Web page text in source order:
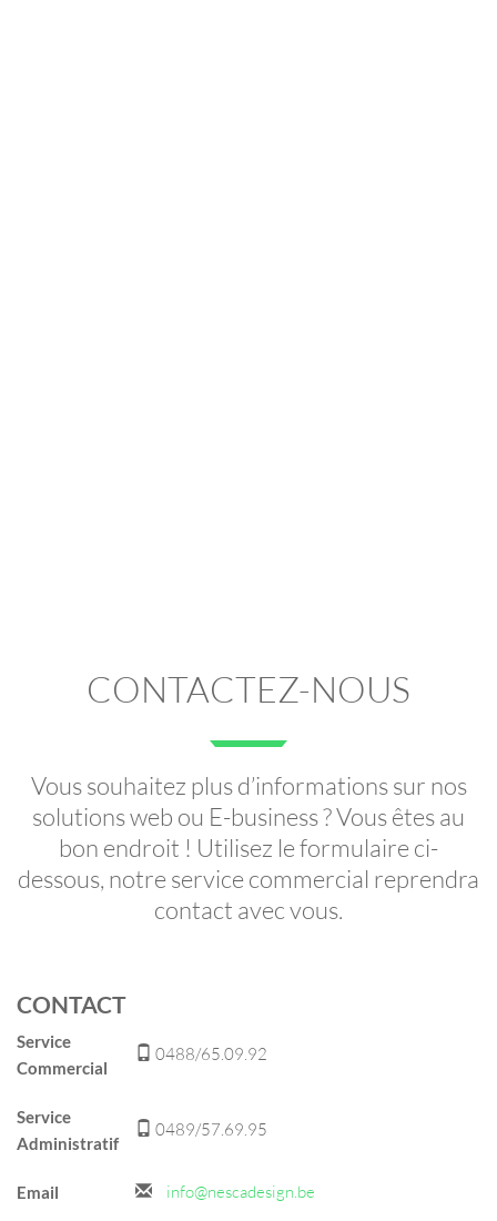
CONTACTEZ-NOUS
Vous souhaitez plus d’informations sur nos
solutions web ou E-business ? Vous êtes au
bon endroit ! Utilisez le formulaire ci-
dessous, notre service commercial reprendra
contact avec vous.
CONTACT
Service
Commercial
0488/65.09.92
Service
Administratif
0489/57.69.95
Email info@nescadesign.be